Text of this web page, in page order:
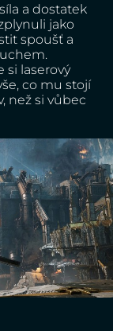
a dostatek
jako
spoušť a
si laserový
co mu stojí
než si vůbec